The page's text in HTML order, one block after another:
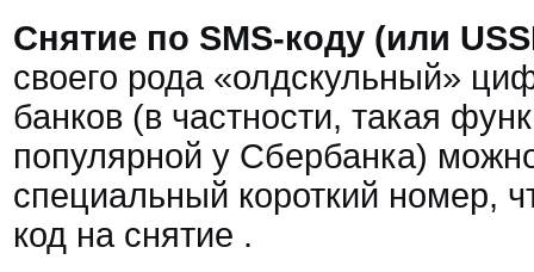
Снятие по SMS-коду (или
своего рода «олдскульный»
банков (в частности, такая
популярной у Сбербанка)
специальный короткий номер,
код на снятие .